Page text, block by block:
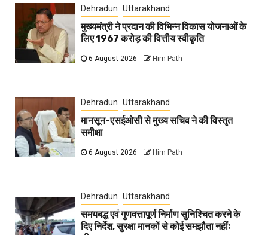
Dehradun Uttarakhand
मुख्यमंत्री ने प्रदान की विभिन्न विकास योजनाओं के
लिए 1967 करोड़ की वित्तीय स्वीकृति
6 August 2026 Him Path
Dehradun Uttarakhand
मानसून-एसईओसी से मुख्य सचिव ने की विस्तृत
समीक्षा
6 August 2026 Him Path
Dehradun Uttarakhand
समयबद्ध एवं गुणवत्तापूर्ण निर्माण सुनिश्चित करने के
दिए निर्देश, सुरक्षा मानकों से कोई समझौता नहींः